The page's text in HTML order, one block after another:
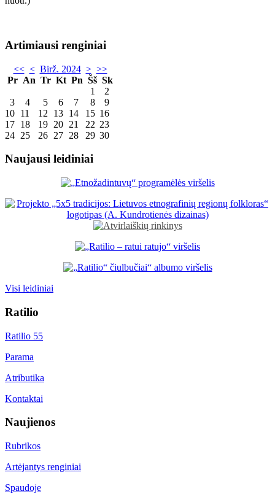
Artimiausi renginiai
<< < Birž. 2024 > >>
Pr An Tr Kt Pn Šš Sk
1
2
3
4 5 6 7 8
9
10 11 12 13 14 15 16
17 18 19 20 21 22 23
24 25 26 27 28 29 30
Naujausi leidiniai
Visi leidiniai
Ratilio
Ratilio 55
Parama
Atributika
Kontaktai
Naujienos
Rubrikos
Artėjantys renginiai
Spaudoje